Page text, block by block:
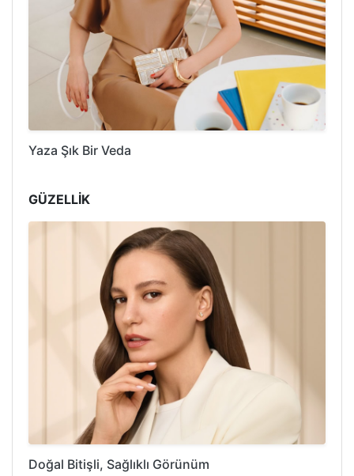
Yaza Şık Bir Veda
GÜZELLİK
Doğal Bitişli, Sağlıklı Görünüm